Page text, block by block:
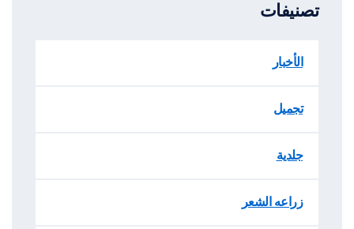
تصنيفات
الأخبار
تجميل
جلدية
زراعه الشعر